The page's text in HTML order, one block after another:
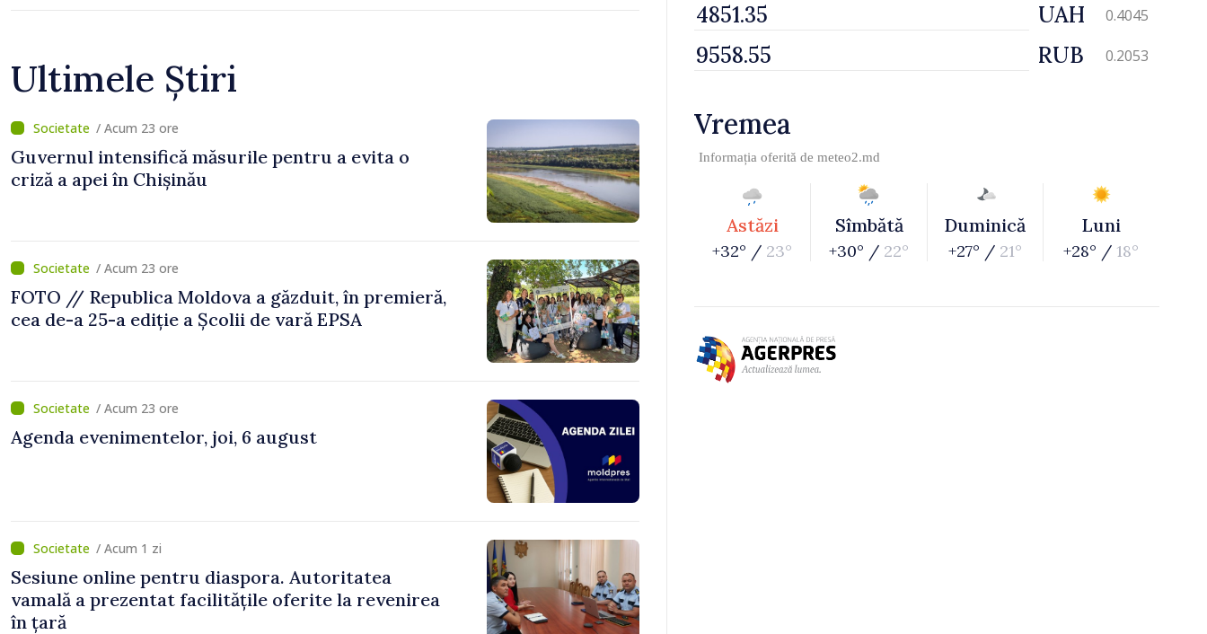
Ultimele Știri
/ Acum 23 ore
Guvernul intensifică măsurile pentru a evita o
criză a apei în Chișinău
/ Acum 23 ore
FOTO // Republica Moldova a găzduit, în premieră,
cea de-a 25-a ediție a Școlii de vară EPSA
/ Acum 23 ore
Agenda evenimentelor, joi, 6 august
/ Acum 1 zi
Sesiune online pentru diaspora. Autoritatea
vamală a prezentat facilitățile oferite la revenirea
în țară
UAH 0.4045
RUB 0.2053
Vremea
Informația oferită de meteo2.md
Astăzi
+32° / 23°
Sîmbătă
+30° / 22°
Duminică
+27° / 21°
Luni
+28° / 18°